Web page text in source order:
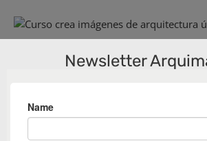
Newsletter